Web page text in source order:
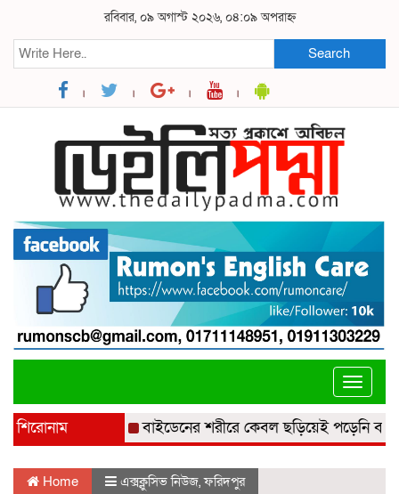
রবিবার, ০৯ অগাস্ট ২০২৬, ০৪:০৯ অপরাহ্ন
Search
Toggle
শিরোনাম বাইডেনের শরীরে কেবল ছড়িয়েই পড়েনি বরং
Home এক্সক্লুসিভ নিউজ,ফরিদপুর